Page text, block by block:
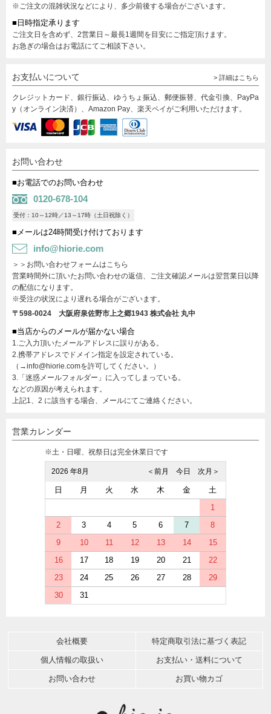
※ご注文の混雑状況などにより、多少前後する場合がございます。
■日時指定承ります
ご注文日を含めず、2営業日～最長1週間を目安にご指定頂けます。
お急ぎの場合はお電話にてご相談下さい。
お支払いについて > 詳細はこちら
クレジットカード、銀行振込、ゆうちょ振込、郵便振替、代金引換、PayPa
y（オンライン決済）、Amazon Pay、楽天ペイがご利用いただけます。
お問い合わせ
■お電話でのお問い合わせ
0120-678-104
受付：10～12時／13～17時（土日祝除く）
■メールは24時間受け付けております
info@hiorie.com
＞＞お問い合わせフォームはこちら
営業時間外に頂いたお問い合わせの返信、ご注文確認メールは翌営業日以降
の配信になります。
※受注の状況により遅れる場合がございます。
〒598-0024 大阪府泉佐野市上之郷1943 株式会社 丸中
■当店からのメールが届かない場合
1.ご入力頂いたメールアドレスに誤りがある。
2.携帯アドレスでドメイン指定を設定されている。
（→info@hiorie.comを許可してください。）
3.「迷惑メールフォルダー」に入ってしまっている。
などの原因が考えられます。
上記1、2 に該当する場合、メールにてご連絡ください。
営業カレンダー
※土・日曜、祝祭日は完全休業日です
2026 年8月 次月＞
今日
＜前月
日 月 火 水 木 金
土
1
2
3 4 5 6 7
8
9
10 11 12 13 14
15
16
17 18 19 20 21
22
23
24 25 26 27 28
29
30
31
会社概要 特定商取引法に基づく表記
個人情報の取扱い お支払い・送料について
お問い合わせ お買い物カゴ